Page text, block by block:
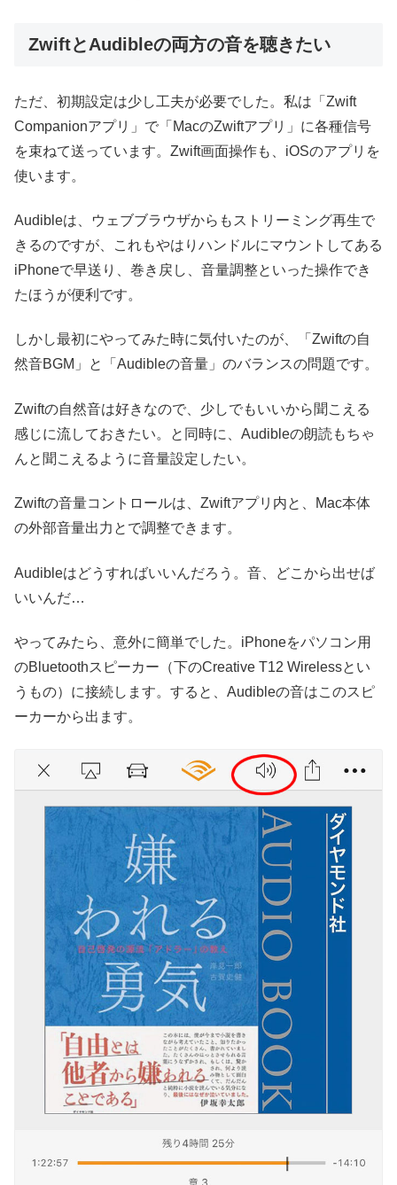
ZwiftとAudibleの両方の音を聴きたい
ただ、初期設定は少し工夫が必要でした。私は「Zwift
Companionアプリ」で「MacのZwiftアプリ」に各種信号
を束ねて送っています。Zwift画面操作も、iOSのアプリを
使います。
Audibleは、ウェブブラウザからもストリーミング再生で
きるのですが、これもやはりハンドルにマウントしてある
iPhoneで早送り、巻き戻し、音量調整といった操作でき
たほうが便利です。
しかし最初にやってみた時に気付いたのが、「Zwiftの自
然音BGM」と「Audibleの音量」のバランスの問題です。
Zwiftの自然音は好きなので、少しでもいいから聞こえる
感じに流しておきたい。と同時に、Audibleの朗読もちゃ
んと聞こえるように音量設定したい。
Zwiftの音量コントロールは、Zwiftアプリ内と、Mac本体
の外部音量出力とで調整できます。
Audibleはどうすればいいんだろう。音、どこから出せば
いいんだ…
やってみたら、意外に簡単でした。iPhoneをパソコン用
のBluetoothスピーカー（下のCreative T12 Wirelessとい
うもの）に接続します。すると、Audibleの音はこのスピ
ーカーから出ます。